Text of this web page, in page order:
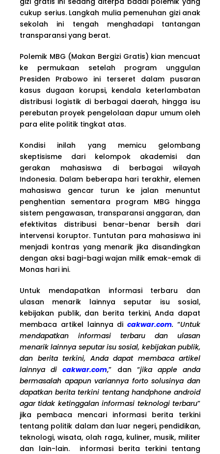
cukup serius. Langkah mulia pemenuhan gizi anak
sekolah ini tengah menghadapi tantangan
transparansi yang berat.
Polemik MBG (Makan Bergizi Gratis) kian mencuat
ke permukaan setelah program unggulan
Presiden Prabowo ini terseret dalam pusaran
kasus dugaan korupsi, kendala keterlambatan
distribusi logistik di berbagai daerah, hingga isu
perebutan proyek pengelolaan dapur umum oleh
para elite politik tingkat atas.
Kondisi inilah yang memicu gelombang
skeptisisme dari kelompok akademisi dan
gerakan mahasiswa di berbagai wilayah
Indonesia. Dalam beberapa hari terakhir, elemen
mahasiswa gencar turun ke jalan menuntut
penghentian sementara program MBG hingga
sistem pengawasan, transparansi anggaran, dan
efektivitas distribusi benar-benar bersih dari
intervensi koruptor. Tuntutan para mahasiswa ini
menjadi kontras yang menarik jika disandingkan
dengan aksi bagi-bagi wajan milik emak-emak di
Monas hari ini.
Untuk mendapatkan informasi terbaru dan
ulasan menarik lainnya seputar isu sosial,
kebijakan publik, dan berita terkini, Anda dapat
membaca artikel lainnya dicakwar.com.“Untuk
mendapatkan informasi terbaru dan ulasan
menarik lainnya seputar isu sosial, kebijakan publik,
dan berita terkini, Anda dapat membaca artikel
lainnya dicakwar.com,” dan “jika apple anda
bermasalah apapun variannya forto solusinya dan
dapatkan berita terkini tentang handphone android
agar tidak ketinggalan informasi teknologi terbaru”
jika pembaca mencari informasi berita terkini
tentang politik dalam dan luar negeri, pendidikan,
teknologi, wisata, olah raga, kuliner, musik, militer
dan lain-lain. informasi berita terkini tentang